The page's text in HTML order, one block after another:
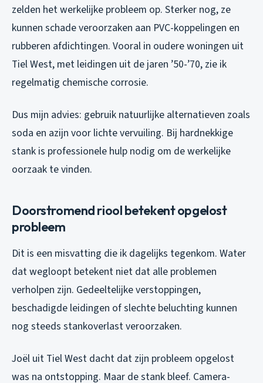
zelden het werkelijke probleem op. Sterker nog, ze
kunnen schade veroorzaken aan PVC-koppelingen en
rubberen afdichtingen. Vooral in oudere woningen uit
Tiel West, met leidingen uit de jaren ’50-’70, zie ik
regelmatig chemische corrosie.
Dus mijn advies: gebruik natuurlijke alternatieven zoals
soda en azijn voor lichte vervuiling. Bij hardnekkige
stank is professionele hulp nodig om de werkelijke
oorzaak te vinden.
Doorstromend riool betekent opgelost
probleem
Dit is een misvatting die ik dagelijks tegenkom. Water
dat wegloopt betekent niet dat alle problemen
verholpen zijn. Gedeeltelijke verstoppingen,
beschadigde leidingen of slechte beluchting kunnen
nog steeds stankoverlast veroorzaken.
Joël uit Tiel West dacht dat zijn probleem opgelost
was na ontstopping. Maar de stank bleef. Camera-